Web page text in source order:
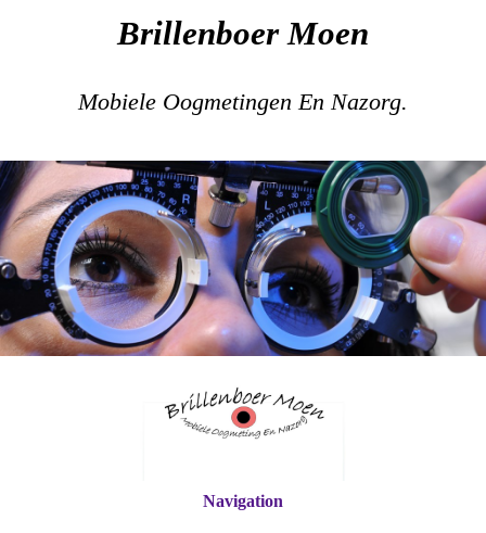
Brillenboer Moen
Mobiele Oogmetingen En Nazorg.
Navigation